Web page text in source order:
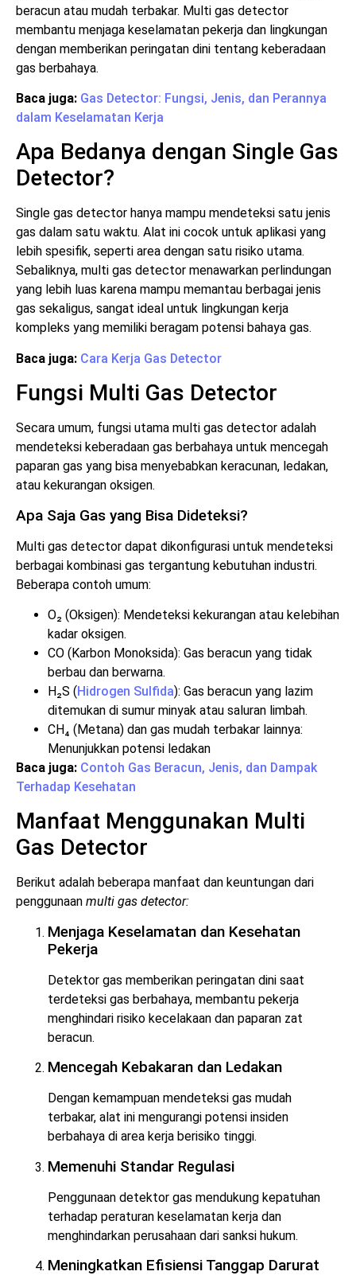
beracun atau mudah terbakar. Multi gas detector
membantu menjaga keselamatan pekerja dan lingkungan
dengan memberikan peringatan dini tentang keberadaan
gas berbahaya.
Baca juga: Gas Detector: Fungsi, Jenis, dan Perannya
dalam Keselamatan Kerja
Apa Bedanya dengan Single Gas
Detector?
Single gas detector hanya mampu mendeteksi satu jenis
gas dalam satu waktu. Alat ini cocok untuk aplikasi yang
lebih spesifik, seperti area dengan satu risiko utama.
Sebaliknya, multi gas detector menawarkan perlindungan
yang lebih luas karena mampu memantau berbagai jenis
gas sekaligus, sangat ideal untuk lingkungan kerja
kompleks yang memiliki beragam potensi bahaya gas.
Baca juga: Cara Kerja Gas Detector
Fungsi Multi Gas Detector
Secara umum, fungsi utama multi gas detector adalah
mendeteksi keberadaan gas berbahaya untuk mencegah
paparan gas yang bisa menyebabkan keracunan, ledakan,
atau kekurangan oksigen.
Apa Saja Gas yang Bisa Dideteksi?
Multi gas detector dapat dikonfigurasi untuk mendeteksi
berbagai kombinasi gas tergantung kebutuhan industri.
Beberapa contoh umum:
O₂ (Oksigen): Mendeteksi kekurangan atau kelebihan
kadar oksigen.
CO (Karbon Monoksida): Gas beracun yang tidak
berbau dan berwarna.
H₂S (Hidrogen Sulfida): Gas beracun yang lazim
ditemukan di sumur minyak atau saluran limbah.
CH₄ (Metana) dan gas mudah terbakar lainnya:
Menunjukkan potensi ledakan
Baca juga: Contoh Gas Beracun, Jenis, dan Dampak
Terhadap Kesehatan
Manfaat Menggunakan Multi
Gas Detector
Berikut adalah beberapa manfaat dan keuntungan dari
penggunaan multi gas detector:
Menjaga Keselamatan dan Kesehatan
Pekerja
Detektor gas memberikan peringatan dini saat
terdeteksi gas berbahaya, membantu pekerja
menghindari risiko kecelakaan dan paparan zat
beracun.
Mencegah Kebakaran dan Ledakan
Dengan kemampuan mendeteksi gas mudah
terbakar, alat ini mengurangi potensi insiden
berbahaya di area kerja berisiko tinggi.
Memenuhi Standar Regulasi
Penggunaan detektor gas mendukung kepatuhan
terhadap peraturan keselamatan kerja dan
menghindarkan perusahaan dari sanksi hukum.
Meningkatkan Efisiensi Tanggap Darurat